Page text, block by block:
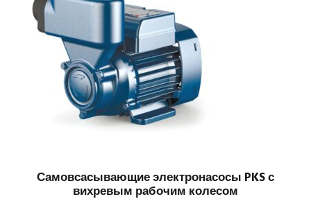
Самовсасывающие электронасосы PKS с
вихревым рабочим колесом